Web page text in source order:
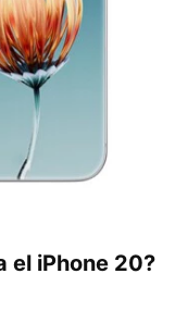
el iPhone 20?